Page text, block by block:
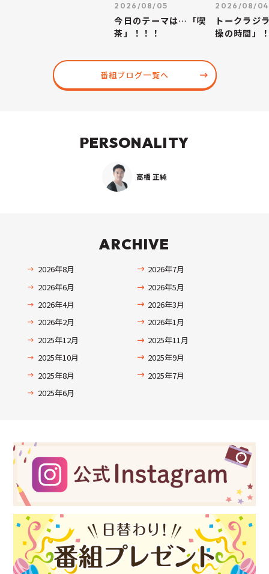
2026/08/05
今日のテーマは…「喫
茶」！！！
2026/08/04
トークラジ
操の時間」
番組ブログ一覧へ
PERSONALITY
高橋 正純
ARCHIVE
2026年8月
2026年7月
2026年6月
2026年5月
2026年4月
2026年3月
2026年2月
2026年1月
2025年12月
2025年11月
2025年10月
2025年9月
2025年8月
2025年7月
2025年6月